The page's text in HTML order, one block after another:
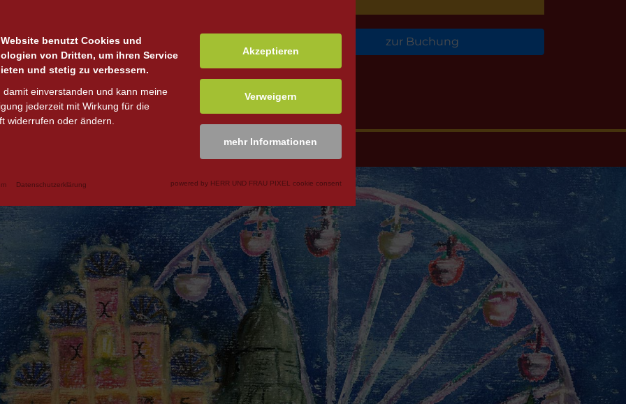
zur Buchung
Website benutzt Cookies und
von Dritten, um ihren Service
und stetig zu verbessern.
damit einverstanden und kann meine
jederzeit mit Wirkung für die
widerrufen oder ändern.
Akzeptieren
Verweigern
mehr Informationen
Datenschutzerklärung powered by HERR UND FRAU PIXEL cookie consent